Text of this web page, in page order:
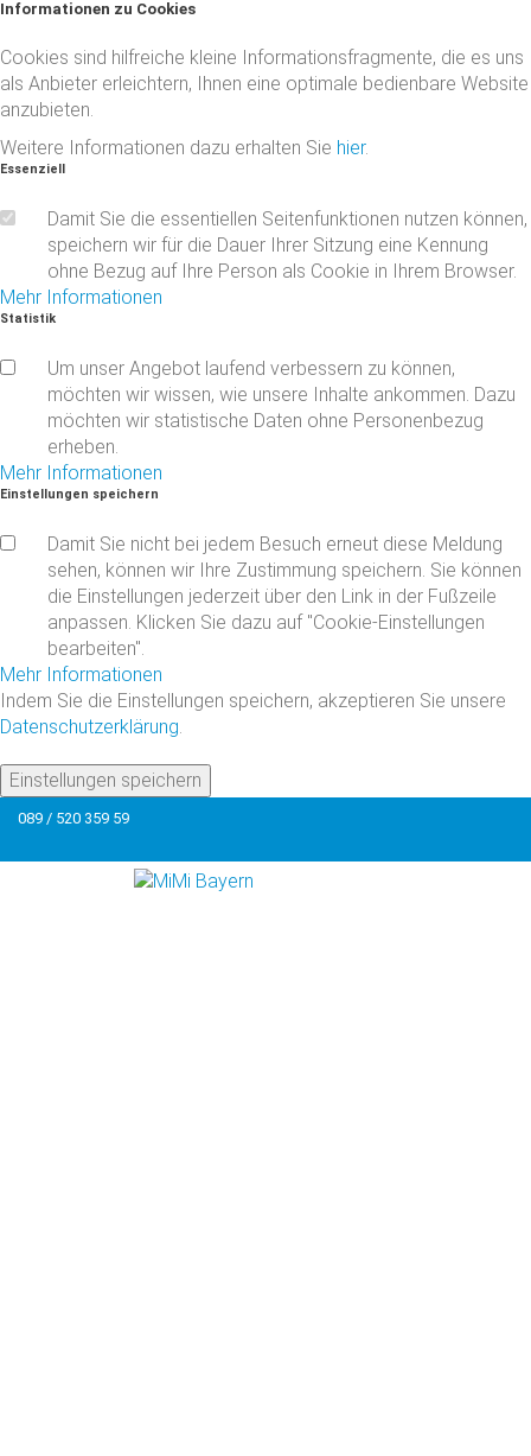
Informationen zu Cookies
Cookies sind hilfreiche kleine Informationsfragmente, die es uns
als Anbieter erleichtern, Ihnen eine optimale bedienbare Website
anzubieten.
Weitere Informationen dazu erhalten Sie hier.
Essenziell
Damit Sie die essentiellen Seitenfunktionen nutzen können,
speichern wir für die Dauer Ihrer Sitzung eine Kennung
ohne Bezug auf Ihre Person als Cookie in Ihrem Browser.
Mehr Informationen
Statistik
Um unser Angebot laufend verbessern zu können,
möchten wir wissen, wie unsere Inhalte ankommen. Dazu
möchten wir statistische Daten ohne Personenbezug
erheben.
Mehr Informationen
Einstellungen speichern
Damit Sie nicht bei jedem Besuch erneut diese Meldung
sehen, können wir Ihre Zustimmung speichern. Sie können
die Einstellungen jederzeit über den Link in der Fußzeile
anpassen. Klicken Sie dazu auf "Cookie-Einstellungen
bearbeiten".
Mehr Informationen
Indem Sie die Einstellungen speichern, akzeptieren Sie unsere
Datenschutzerklärung.
Einstellungen speichern
089 / 520 359 59